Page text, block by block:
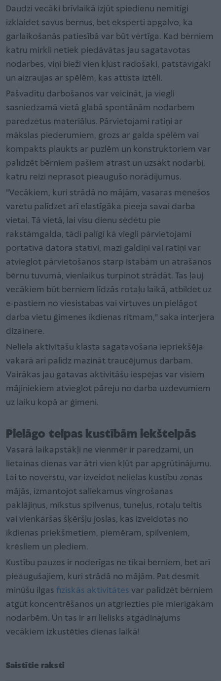
Daudzi vecāki brīvlaikā izjūt spiedienu nemitīgi
izklaidēt savus bērnus, bet eksperti apgalvo, ka
garlaikošanās patiesībā var būt vērtīga. Kad bērniem
katru mirkli netiek piedāvātas jau sagatavotas
nodarbes, viņi bieži vien kļūst radošāki, patstāvīgāki
un aizraujas ar spēlēm, kas attīsta iztēli.
Pašvadītu darbošanos var veicināt, ja viegli
sasniedzamā vietā glabā spontānām nodarbēm
paredzētus materiālus. Pārvietojami ratiņi ar
mākslas piederumiem, grozs ar galda spēlēm vai
kompakts plaukts ar puzlēm un konstruktoriem var
palīdzēt bērniem pašiem atrast un uzsākt nodarbi,
katru reizi neprasot pieaugušo norādījumus.
"Vecākiem, kuri strādā no mājām, vasaras mēnešos
varētu palīdzēt arī elastīgāka pieeja savai darba
vietai. Tā vietā, lai visu dienu sēdētu pie
rakstāmgalda, tādi palīgi kā viegli pārvietojami
portatīvā datora statīvi, mazi galdiņi vai ratiņi var
atvieglot pārvietošanos starp istabām un atrašanos
bērnu tuvumā, vienlaikus turpinot strādāt. Tas ļauj
vecākiem būt bērniem līdzās rotaļu laikā, atbildēt uz
e-pastiem no viesistabas vai virtuves un pielāgot
darba vietu ģimenes ikdienas ritmam," saka interjera
dizainere.
Neliela aktivitāšu klāsta sagatavošana iepriekšējā
vakarā arī palīdz mazināt traucējumus darbam.
Vairākas jau gatavas aktivitāšu iespējas var visiem
mājiniekiem atvieglot pāreju no darba uzdevumiem
uz laiku kopā ar ģimeni.
Pielāgo telpas kustībām iekštelpās
Vasarā laikapstākļi ne vienmēr ir paredzami, un
lietainas dienas var ātri vien kļūt par apgrūtinājumu.
Lai to novērstu, var izveidot nelielas kustību zonas
mājās, izmantojot saliekamus vingrošanas
paklājiņus, mīkstus spilvenus, tuneļus, rotaļu teltis
vai vienkāršas šķēršļu joslas, kas izveidotas no
ikdienas priekšmetiem, piemēram, spilveniem,
krēsliem un plediem.
Kustību pauzes ir noderīgas ne tikai bērniem, bet arī
pieaugušajiem, kuri strādā no mājām. Pat desmit
minūšu ilgas fiziskās aktivitātes var palīdzēt bērniem
atgūt koncentrēšanos un atgriezties pie mierīgākām
nodarbēm. Un tas ir arī lielisks atgādinājums
vecākiem izkustēties dienas laikā!
Saistītie raksti